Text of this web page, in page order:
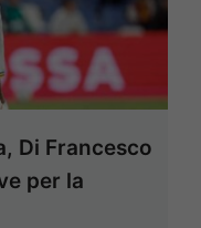
Di Francesco
per la